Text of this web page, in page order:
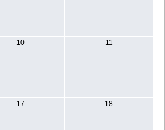
10 11
17 18